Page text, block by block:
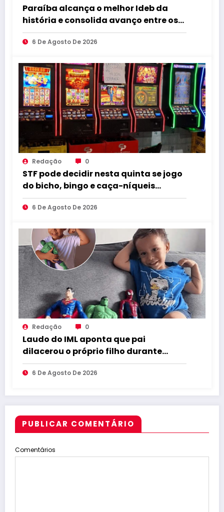
Paraíba alcança o melhor Ideb da
história e consolida avanço entre os
maiores do Brasil
6 De Agosto De 2026
Redação 0
STF pode decidir nesta quinta se jogo
do bicho, bingo e caça-níqueis
seguem ilegais
6 De Agosto De 2026
Redação 0
Laudo do IML aponta que pai
dilacerou o próprio filho durante
abuso
6 De Agosto De 2026
PUBLICAR COMENTÁRIO
Comentários